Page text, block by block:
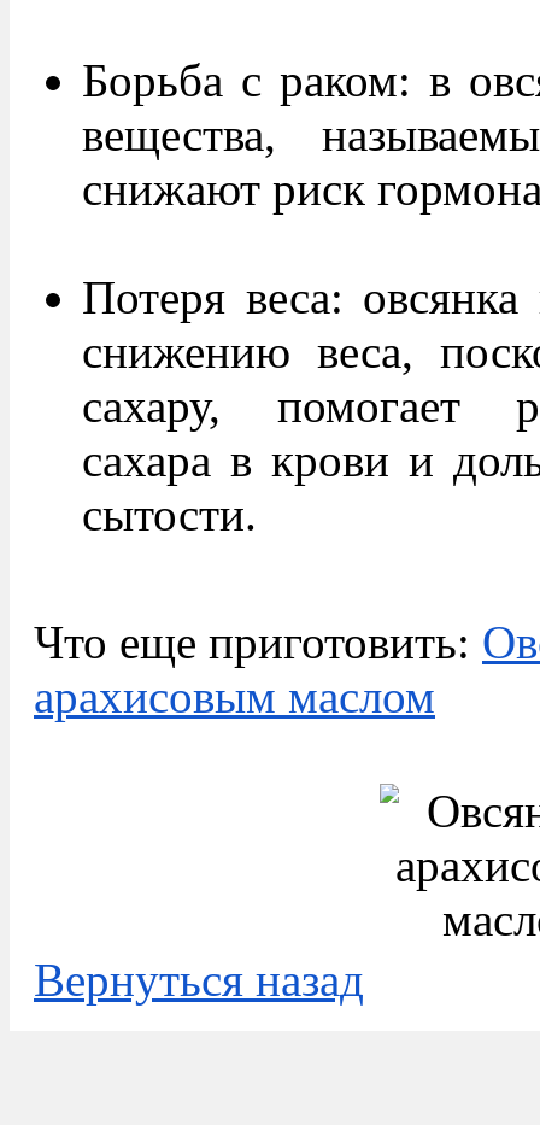
Борьба с раком: в
вещества,
снижают риск
Потеря веса:
снижению веса,
сахару, помогает
сахара в крови и
сытости.
Что еще приготовить:
арахисовым маслом
Вернуться назад